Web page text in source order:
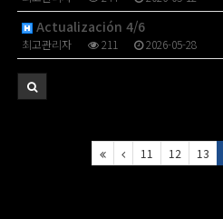
Actualización 4/6
최고관리자 211 2026-05-28
11 12 13